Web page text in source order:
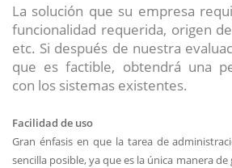
La solución que su empresa
funcionalidad requerida, origen
etc. Si después de nuestra
que es factible, obtendrá una
con los sistemas existentes.
Facilidad de uso
Gran énfasis en que la tarea de
sencilla posible, ya que es la única manera